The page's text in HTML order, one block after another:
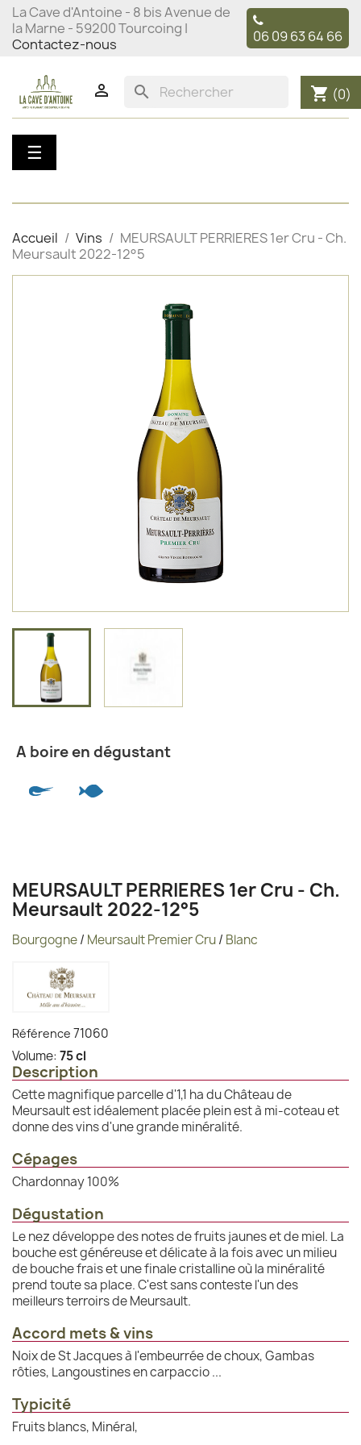
La Cave d'Antoine - 8 bis Avenue de
la Marne - 59200 Tourcoing |
Contactez-nous
06 09 63 64 66
 search shopping_cart (0)
Basculer
la
☰
Accueil Vins
MEURSAULT PERRIERES 1er Cru - Ch.
Meursault 2022-12°5
A boire en dégustant
MEURSAULT PERRIERES 1er Cru - Ch.
Meursault 2022-12°5
Bourgogne/ Meursault Premier Cru/ Blanc
Référence 71060
Volume: 75 cl
Description
Cette magnifique parcelle d'1,1 ha du Château de
Meursault est idéalement placée plein est à mi-coteau et
donne des vins d'une grande minéralité.
Cépages
Chardonnay 100%
Dégustation
Le nez développe des notes de fruits jaunes et de miel. La
bouche est généreuse et délicate à la fois avec un milieu
de bouche frais et une finale cristalline où la minéralité
prend toute sa place. C'est sans conteste l'un des
meilleurs terroirs de Meursault.
Accord mets & vins
Noix de St Jacques à l'embeurrée de choux, Gambas
rôties, Langoustines en carpaccio ...
Typicité
Fruits blancs, Minéral,